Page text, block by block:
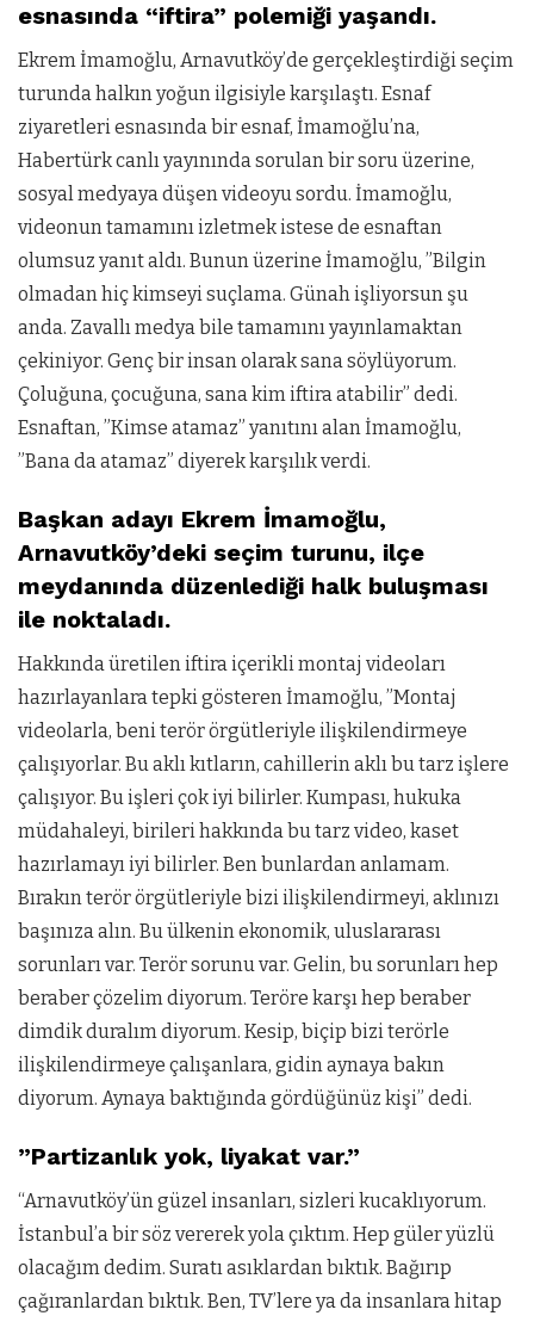
esnasında “iftira” polemiği yaşandı.
Ekrem İmamoğlu, Arnavutköy’de gerçekleştirdiği seçim
turunda halkın yoğun ilgisiyle karşılaştı. Esnaf
ziyaretleri esnasında bir esnaf, İmamoğlu’na,
Habertürk canlı yayınında sorulan bir soru üzerine,
sosyal medyaya düşen videoyu sordu. İmamoğlu,
videonun tamamını izletmek istese de esnaftan
olumsuz yanıt aldı. Bunun üzerine İmamoğlu, ”Bilgin
olmadan hiç kimseyi suçlama. Günah işliyorsun şu
anda. Zavallı medya bile tamamını yayınlamaktan
çekiniyor. Genç bir insan olarak sana söylüyorum.
Çoluğuna, çocuğuna, sana kim iftira atabilir” dedi.
Esnaftan, ”Kimse atamaz” yanıtını alan İmamoğlu,
”Bana da atamaz” diyerek karşılık verdi.
Başkan adayı Ekrem İmamoğlu,
Arnavutköy’deki seçim turunu, ilçe
meydanında düzenlediği halk buluşması
ile noktaladı.
Hakkında üretilen iftira içerikli montaj videoları
hazırlayanlara tepki gösteren İmamoğlu, ”Montaj
videolarla, beni terör örgütleriyle ilişkilendirmeye
çalışıyorlar. Bu aklı kıtların, cahillerin aklı bu tarz işlere
çalışıyor. Bu işleri çok iyi bilirler. Kumpası, hukuka
müdahaleyi, birileri hakkında bu tarz video, kaset
hazırlamayı iyi bilirler. Ben bunlardan anlamam.
Bırakın terör örgütleriyle bizi ilişkilendirmeyi, aklınızı
başınıza alın. Bu ülkenin ekonomik, uluslararası
sorunları var. Terör sorunu var. Gelin, bu sorunları hep
beraber çözelim diyorum. Teröre karşı hep beraber
dimdik duralım diyorum. Kesip, biçip bizi terörle
ilişkilendirmeye çalışanlara, gidin aynaya bakın
diyorum. Aynaya baktığında gördüğünüz kişi” dedi.
”Partizanlık yok, liyakat var.”
“Arnavutköy’ün güzel insanları, sizleri kucaklıyorum.
İstanbul’a bir söz vererek yola çıktım. Hep güler yüzlü
olacağım dedim. Suratı asıklardan bıktık. Bağırıp
çağıranlardan bıktık. Ben, TV’lere ya da insanlara hitap